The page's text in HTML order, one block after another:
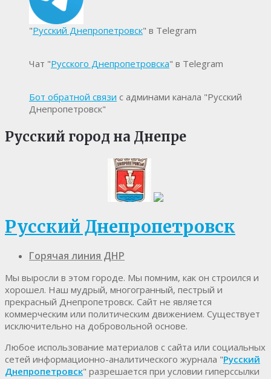
"Русский Днепропетровск" в Telegram
Чат "Русского Днепропетровска" в Telegram
Бот обратной связи с админами канала "Русский
Днепропетровск"
Русский город на Днепре
Русский Днепропетровск
Горячая линия ДНР
Мы выросли в этом городе. Мы помним, как он строился и
хорошел. Наш мудрый, многогранный, пестрый и
прекрасный Днепропетровск. Cайт не является
коммерческим или политическим движением. Существует
исключительно на добровольной основе.
Любое использование материалов c сайта или социальных
сетей информационно-аналитического журнала "Русский
Днепропетровск" разрешается при условии гиперссылки